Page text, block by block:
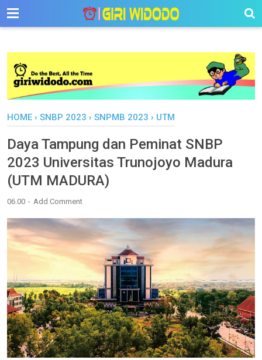
-->
HOME › SNBP 2023 › SNPMB 2023 › UTM
Daya Tampung dan Peminat SNBP
2023 Universitas Trunojoyo Madura
(UTM MADURA)
06.00 Add Comment